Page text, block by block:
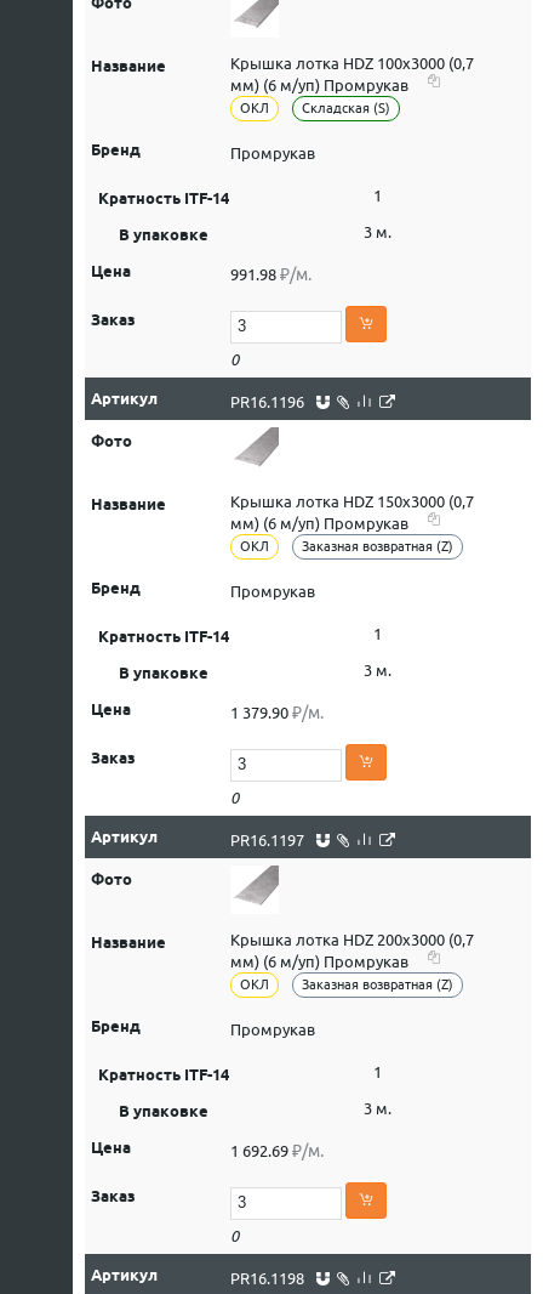
Крышка лотка HDZ 100х3000 (0,7
мм) (6 м/уп) Промрукав
ОКЛ Складская (S)
Промрукав
1
3 м.
991.98 ₽/м.
0
PR16.1196
Крышка лотка HDZ 150х3000 (0,7
мм) (6 м/уп) Промрукав
ОКЛ Заказная возвратная (Z)
Промрукав
1
3 м.
1 379.90 ₽/м.
0
PR16.1197
Крышка лотка HDZ 200х3000 (0,7
мм) (6 м/уп) Промрукав
ОКЛ Заказная возвратная (Z)
Промрукав
1
3 м.
1 692.69 ₽/м.
0
PR16.1198